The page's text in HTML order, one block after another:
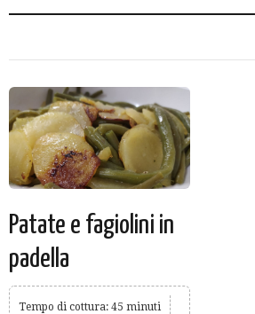
Patate e fagiolini in
padella
Tempo di cottura: 45 minuti